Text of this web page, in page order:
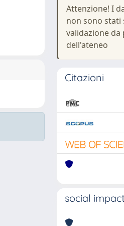
Attenzione! I
non sono stati
validazione da
dell'ateneo
Citazioni
social impact